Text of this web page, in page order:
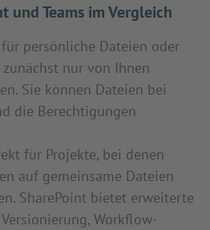
und Teams im Vergleich
persönliche Dateien oder
nur von Ihnen
Sie können Dateien bei
die Berechtigungen
für Projekte, bei denen
auf gemeinsame Dateien
SharePoint bietet erweiterte
Workflow-